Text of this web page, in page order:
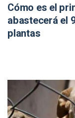
Cómo es el
abastecerá el
plantas